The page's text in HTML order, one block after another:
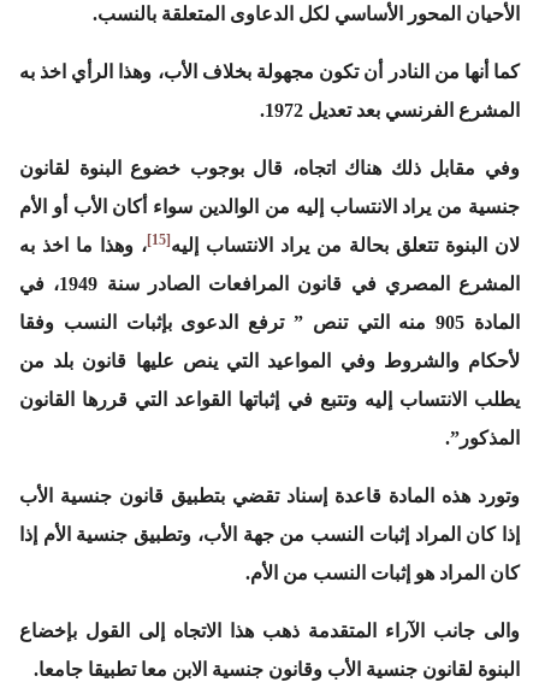
الأحيان المحور الأساسي لكل الدعاوى المتعلقة بالنسب.
كما أنها من النادر أن تكون مجهولة بخلاف الأب، وهذا الرأي اخذ به
المشرع الفرنسي بعد تعديل 1972.
وفي مقابل ذلك هناك اتجاه، قال بوجوب خضوع البنوة لقانون
جنسية من يراد الانتساب إليه من الوالدين سواء أكان الأب أو الأم
لان البنوة تتعلق بحالة من يراد الانتساب إليه[15]
، وهذا ما اخذ به
المشرع المصري في قانون المرافعات الصادر سنة 1949، في
المادة 905 منه التي تنص ” ترفع الدعوى بإثبات النسب وفقا
لأحكام والشروط وفي المواعيد التي ينص عليها قانون بلد من
يطلب الانتساب إليه وتتبع في إثباتها القواعد التي قررها القانون
المذكور”.
وتورد هذه المادة قاعدة إسناد تقضي بتطبيق قانون جنسية الأب
إذا كان المراد إثبات النسب من جهة الأب، وتطبيق جنسية الأم إذا
كان المراد هو إثبات النسب من الأم.
والى جانب الآراء المتقدمة ذهب هذا الاتجاه إلى القول بإخضاع
البنوة لقانون جنسية الأب وقانون جنسية الابن معا تطبيقا جامعا.